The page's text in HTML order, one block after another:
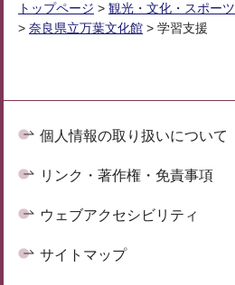
トップページ > 観光・文化・スポーツ
> 奈良県立万葉文化館 > 学習支援
個人情報の取り扱いについて
リンク・著作権・免責事項
ウェブアクセシビリティ
サイトマップ